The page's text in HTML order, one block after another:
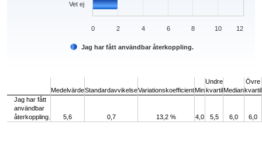
Jag har fått användbar återkoppling.
Vet ej
0 2 4 6 8 10 12
MedelvärdeStandardavvikelseVariationskoefficientMin
Undre
kvartil Median
Övre
kvartil
Jag har fått
användbar
återkoppling.
5,6 0,7 13,2 % 4,0 5,5 6,0 6,0